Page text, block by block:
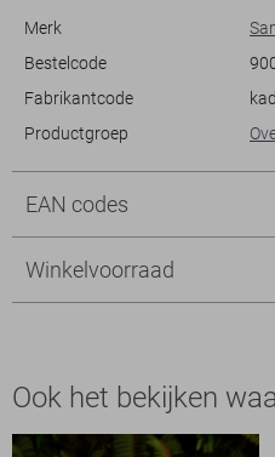
Merk
Bestelcode
Fabrikantcode
Productgroep
EAN codes
Winkelvoorraad
Ook het bekijken